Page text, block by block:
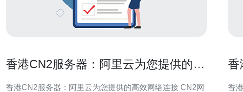
香港CN2服务器：阿里云为您提供的高
香港CN2服务器：阿里云为您提供的高效网络连接 CN2网
香
香港